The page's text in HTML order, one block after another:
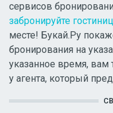
сервисов
забронируйте
месте! Букай.Ру
бронирования на
указанное время, вам
у агента, который